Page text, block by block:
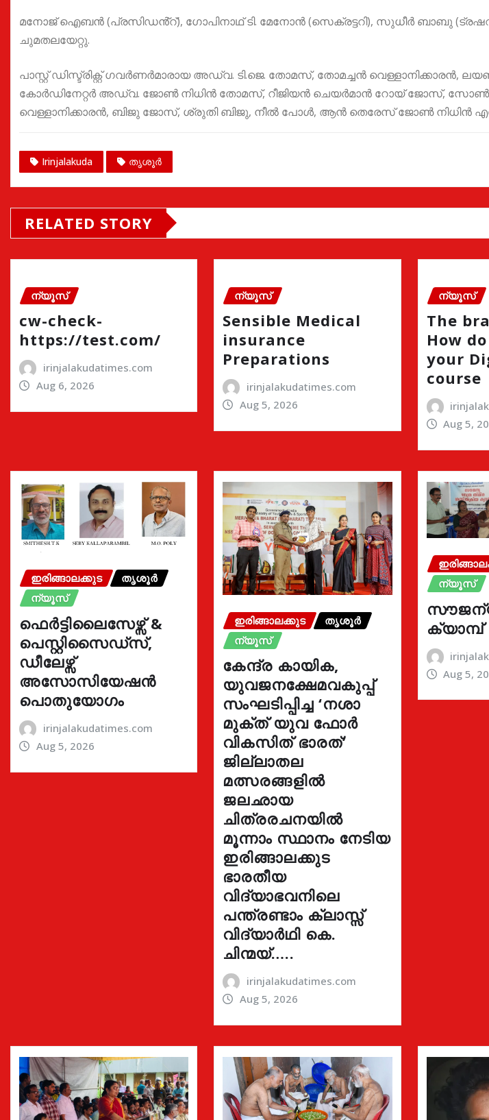
മനോജ് ഐബൻ (പ്രസിഡൻ്റ്), ഗോപിനാഥ് ടി. മേനോൻ (സെക്രട്ടറി), സുധീർ ബാബു
ചുമതലയേറ്റു.
പാസ്റ്റ് ഡിസ്ട്രിക്റ്റ് ഗവർണർമാരായ അഡ്വ. ടി.ജെ. തോമസ്, തോമച്ചൻ വെള്ളാനിക്കാരൻ,
കോർഡിനേറ്റർ അഡ്വ. ജോൺ നിധിൻ തോമസ്, റീജിയൻ ചെയർമാൻ റോയ് ജോസ്,
വെള്ളാനിക്കാരൻ, ബിജു ജോസ്, ശ്രുതി ബിജു, നീൽ പോൾ, ആൻ തെരേസ് ജോൺ നിധിൻ
Irinjalakuda തൃശൂർ
RELATED STORY
ന്യൂസ്
cw-check-
https://test.com/
irinjalakudatimes.com
Aug 6, 2026
ന്യൂസ്
Sensible Medical
insurance
Preparations
irinjalakudatimes.com
Aug 5, 2026
ന്യൂസ്
The
How
your
course
Aug 5,
ഇരിങ്ങാലക്കുട
തൃശൂർ
ന്യൂസ്
ഫെർട്ടിലൈസേഴ്സ് &
പെസ്റ്റിസൈഡ്സ്,
ഡീലേഴ്സ്
അസോസിയേഷൻ
പൊതുയോഗം
irinjalakudatimes.com
Aug 5, 2026
ഇരിങ്ങാലക്കുട
തൃശൂർ
ന്യൂസ്
കേന്ദ്ര കായിക,
യുവജനക്ഷേമവകുപ്പ്
സംഘടിപ്പിച്ച ‘നശാ
മുക്ത് യുവ ഫോർ
വികസിത് ഭാരത്’
ജില്ലാതല
മത്സരങ്ങളിൽ
ജലഛായ
ചിത്രരചനയിൽ
മൂന്നാം സ്ഥാനം നേടിയ
ഇരിങ്ങാലക്കുട
ഭാരതീയ
വിദ്യാഭവനിലെ
പന്ത്രണ്ടാം ക്ലാസ്സ്
വിദ്യാർഥി കെ.
ചിന്മയ്…..
irinjalakudatimes.com
Aug 5, 2026
ന്യൂസ്
ക്യാമ്പ്
Aug 5,